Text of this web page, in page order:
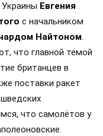
Евгения
с начальником
Найтоном.
что главной темой
британцев в
поставки ракет
что самолётов у